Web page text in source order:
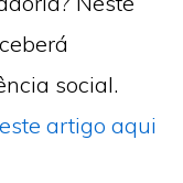
social.
este artigo aqui